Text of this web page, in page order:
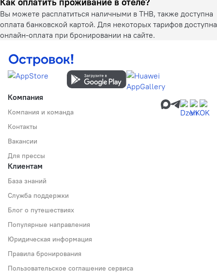
Вы можете расплатиться наличными в THB, также доступна
оплата банковской картой. Для некоторых тарифов доступна
онлайн-оплата при бронировании на сайте.
Компания
Компания и команда
Контакты
Вакансии
Для прессы
Клиентам
База знаний
Служба поддержки
Блог о путешествиях
Популярные направления
Юридическая информация
Правила бронирования
Пользовательское соглашение сервиса